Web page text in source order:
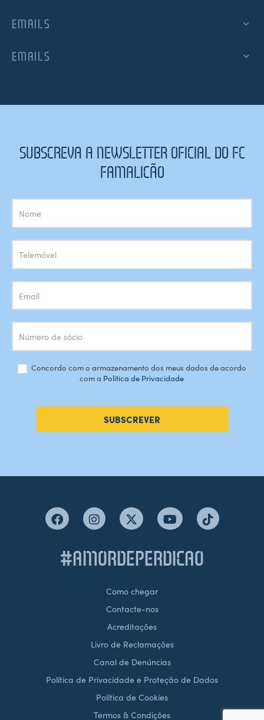
EMAILS
EMAILS
SUBSCREVA A NEWSLETTER OFICIAL DO FC
FAMALICÃO
Subscrição
Newsletter
Concordo com o armazenamento dos meus dados de acordo
com a Política de Privacidade
SUBSCREVER
#AMORDEPERDICAO
Como chegar
Contacte-nos
Acreditações
Livro de Reclamações
Canal de Denúncias
Política de Privacidade e Proteção de Dados
Política de Cookies
Termos & Condições